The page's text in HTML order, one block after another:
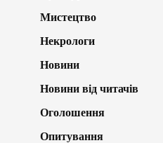
Мистецтво
Некрологи
Новини
Новини від читачів
Оголошення
Опитування